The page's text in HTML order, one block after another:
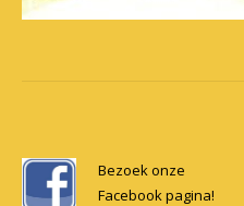
navigation
Bezoek onze
Facebook pagina!